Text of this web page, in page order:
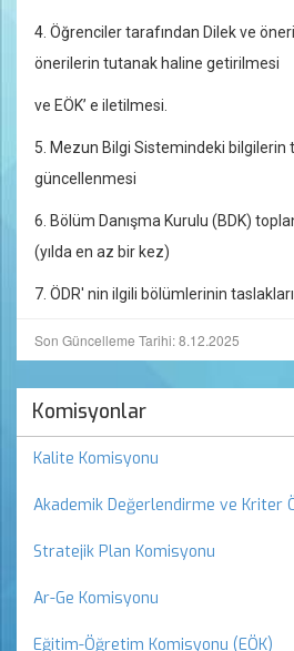
4. Öğrenciler tarafından Dilek ve
önerilerin tutanak haline getirilmesi
ve EÖK’ e iletilmesi.
5. Mezun Bilgi Sistemindeki bilgilerin
güncellenmesi
6. Bölüm Danışma Kurulu (BDK)
(yılda en az bir kez)
7. ÖDR' nin ilgili bölümlerinin
Son Güncelleme Tarihi: 8.12.2025
Komisyonlar
Kalite Komisyonu
Akademik Değerlendirme ve Kriter
Stratejik Plan Komisyonu
Ar-Ge Komisyonu
Eğitim-Öğretim Komisyonu (EÖK)